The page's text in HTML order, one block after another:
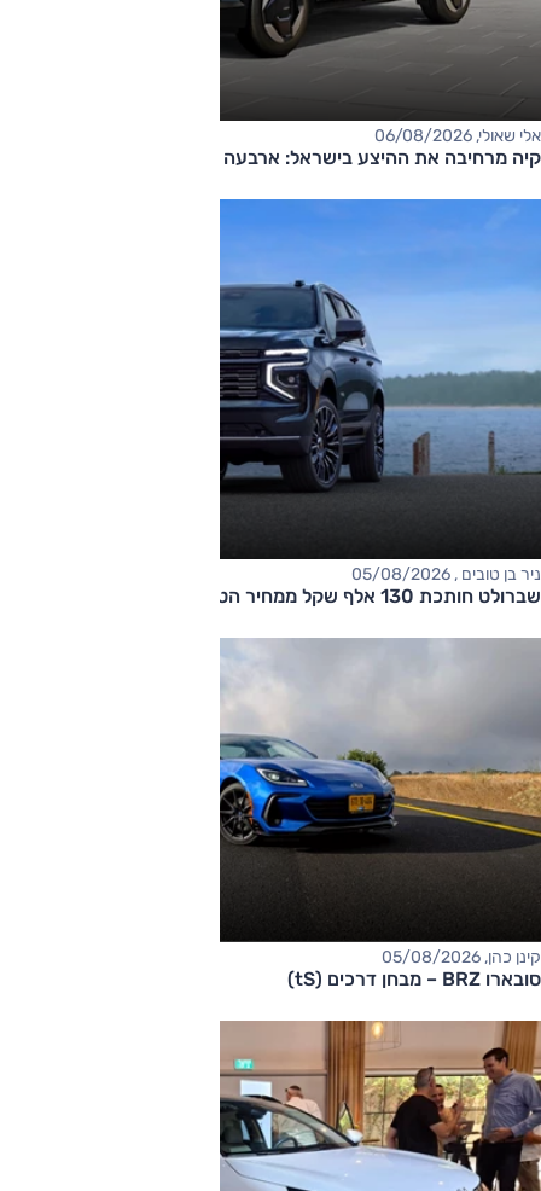
אלי שאולי, 06/08/2026
קיה מרחיבה את ההיצע בישראל: ארבעה דגמים חדשים בדרך
ניר בן טובים , 05/08/2026
שברולט חותכת 130 אלף שקל ממחיר הטאהו
קינן כהן, 05/08/2026
סובארו BRZ – מבחן דרכים (tS)